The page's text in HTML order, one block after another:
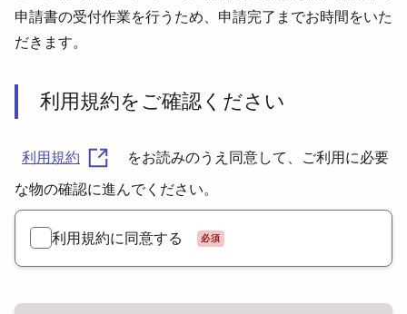
申請書の受付作業を行うため、申請完了までお時間をいた
だきます。
利用規約をご確認ください
利用規約 をお読みのうえ同意して、ご利用に必要
な物の確認に進んでください。
利用規約に同意する 必須